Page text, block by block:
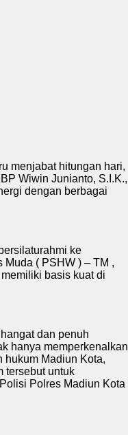
menjabat hitungan hari,
Wiwin Junianto, S.I.K.,
dengan berbagai
ke
Muda ( PSHW ) – TM ,
basis kuat di
dan penuh
hanya memperkenalkan
hukum Madiun Kota,
tersebut untuk
Polres Madiun Kota